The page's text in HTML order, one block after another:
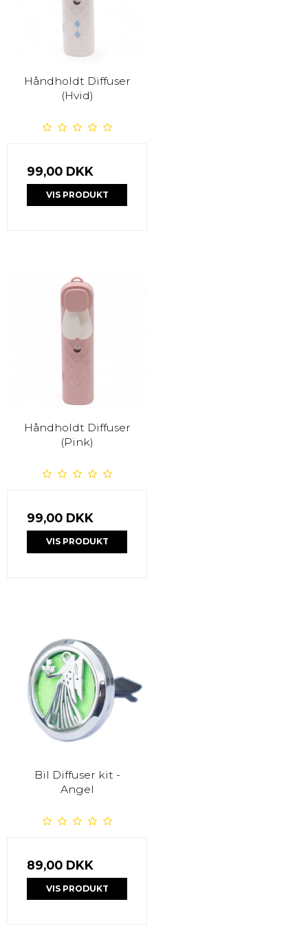
Håndholdt Diffuser
(Hvid)
99,00 DKK
VIS PRODUKT
Håndholdt Diffuser
(Pink)
99,00 DKK
VIS PRODUKT
Bil Diffuser kit -
Angel
89,00 DKK
VIS PRODUKT